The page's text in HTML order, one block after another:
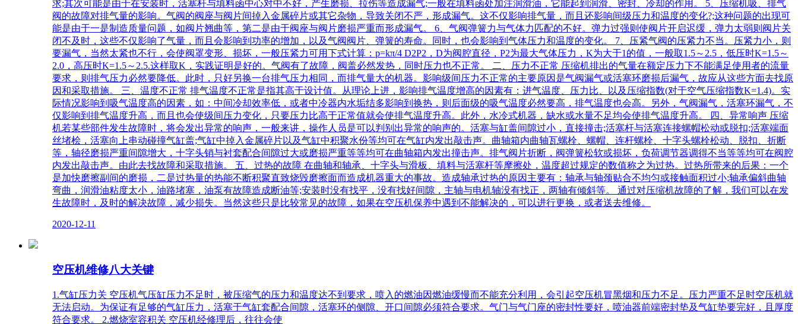
求;其次可能是由于在安装时，活塞杆与填料函中心对中不好，产生磨损、拉伤等造成漏气;一般在填料函处加注润滑油，它能起到润滑、密封、冷却的作用。 5、压缩机吸、排气
阀的故障对排气量的影响。气阀的阀座与阀片间掉入金属碎片或其它杂物，导致关闭不严，形成漏气。这不仅影响排气量，而且还影响间级压力和温度的变化?;这种问题的出现可
能是由于一是制造质量问题，如阀片翘曲等，第二是由于阀座与阀片磨损严重而形成漏气。 6、气阀弹簧力与气体力匹配的不好。弹力过强则使阀片开启迟缓，弹力太弱则阀片关
闭不及时，这些不仅影响了气量，而且会影响到功率的增加，以及气阀阀片、弹簧的寿命。同时，也会影响到气体压力和温度的变化。 7、压紧气阀的压紧力不当。压紧力小，则
要漏气，当然太紧也不行，会使阀罩变形、损坏，一般压紧力可用下式计算：p=kπ/4 D2P2，D为阀腔直径，P2为最大气体压力，K为大于1的值，一般取1.5～2.5，低压时K=1.5～
2.0，高压时K=1.5～2.5.这样取K，实践证明是好的。气阀有了故障，阀盖必然发热，同时压力也不正常。 二、压力不正常 压缩机排出的气量在额定压力下不能满足使用者的流量
要求，则排气压力必然要降低。此时，只好另换一台排气压力相同，而排气量大的机器。影响级间压力不正常的主要原因是气阀漏气或活塞环磨损后漏气，故应从这些方面去找原
因和采取措施。 三、温度不正常 排气温度不正常是指其高于设计值。从理论上进，影响排气温度增高的因素有：进气温度、压力比、以及压缩指数(对于空气压缩指数K=1.4)。实
际情况影响到吸气温度高的因素，如：中间冷却效率低，或者中冷器内水垢结多影响到换热，则后面级的吸气温度必然要高，排气温度也会高。另外，气阀漏气，活塞环漏气，不
仅影响到排气温度升高，而且也会使级间压力变化，只要压力比高于正常值就会使排气温度升高。此外，水冷式机器，缺水或水量不足均会使排气温度升高。 四、异常响声 压缩
机若某些部件发生故障时，将会发出异常的响声，一般来讲，操作人员是可以判别出异常的响声的。活塞与缸盖间隙过小，直接撞击;活塞杆与活塞连接螺帽松动或脱扣;活塞端面
丝堵桧，活塞向上串动碰撞气缸盖;气缸中掉入金属碎片以及气缸中积聚水份等均可在气缸内发出敲击声。曲轴箱内曲轴瓦螺栓、螺帽、连杆螺栓、十字头螺栓松动、脱扣、折断
等，轴径磨损严重间隙增大，十字头销与衬套配合间隙过大或磨损严重等等均可在曲轴箱内发出撞击声。排气阀片折断，阀弹簧松软或损坏，负荷调节器调得不当等等均可在阀腔
内发出敲击声。由此去找故障和采取措施。 五、过热的故障 在曲轴和轴承、十字头与滑板、填料与活塞杆等摩擦处，温度超过规定的数值称之为过热。过热所带来的后果：一个
是加快磨擦副间的磨损，二是过热量的热能不断积聚直致烧毁磨擦面而造成机器重大的事故。造成轴承过热的原因主要有：轴承与轴颈贴合不均匀或接触面积过小;轴承偏斜曲轴
弯曲，润滑油粘度太小，油路堵塞，油泵有故障造成断油等;安装时没有找平，没有找好间隙，主轴与电机轴没有找正，两轴有倾斜等。 通过对压缩机故障的了解，我们可以在发
生故障时，及时的解决故障，减少损失。当然这些只是比较常见的故障，如果在空压机保养中遇到不能解决的，可以进行更换，或者送去维修。
2020-12-11
空压机维修八大关键
1.气缸压力关 空压机气压缸压力不足时，被压缩气的压力和温度达不到要求，喷入的燃油因燃油缓慢而不能充分利用，会引起空压机冒黑烟和压力不足。压力严重不足时空压机就
无法启动。为保证有足够的气缸压力，活塞于气缸套配合间隙，活塞环的侧隙、开口间隙必须符合要求。气门与气门座的密封性要好，喷油器前端密封垫及气缸垫要完好，且厚度
符合要求。 2.燃烧室容积关 空压机经修理后，往往会使